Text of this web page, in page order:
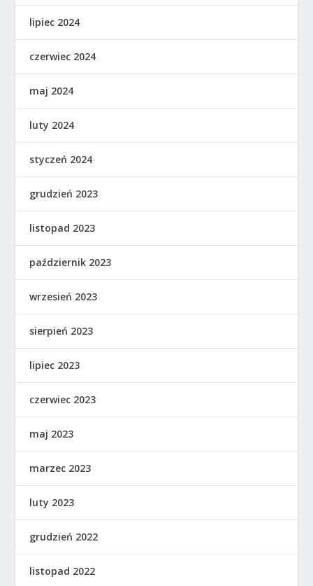
lipiec 2024
czerwiec 2024
maj 2024
luty 2024
styczeń 2024
grudzień 2023
listopad 2023
październik 2023
wrzesień 2023
sierpień 2023
lipiec 2023
czerwiec 2023
maj 2023
marzec 2023
luty 2023
grudzień 2022
listopad 2022